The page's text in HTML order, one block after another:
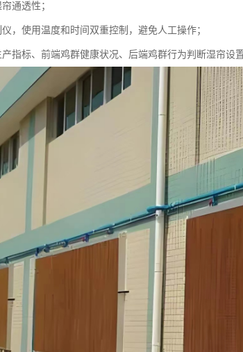
通透性；
，使用温度和时间双重控制，避免人工操作；
指标、前端鸡群健康状况、后端鸡群行为判断湿帘设